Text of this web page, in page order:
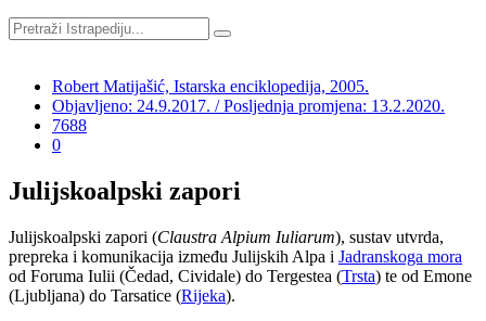
Robert Matijašić, Istarska enciklopedija, 2005.
Objavljeno: 24.9.2017. / Posljednja promjena: 13.2.2020.
7688
0
Julijskoalpski zapori
Julijskoalpski zapori (Claustra Alpium Iuliarum), sustav utvrda,
prepreka i komunikacija između Julijskih Alpa i Jadranskoga mora
od Foruma Iulii (Čedad, Cividale) do Tergestea (Trsta) te od Emone
(Ljubljana) do Tarsatice (Rijeka).